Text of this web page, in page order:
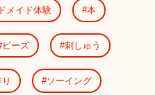
メイド体験 本
ビーズ 刺しゅう
ソーイング